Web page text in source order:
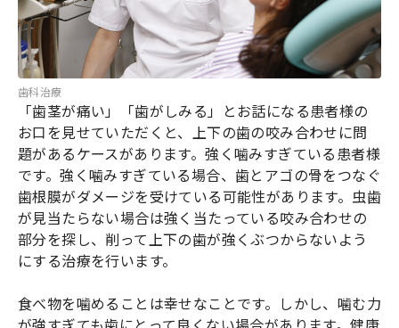
歯科治療
「歯茎が痛い」「歯がしみる」とお話になる患者様の
お口を見せていただくと、上下の歯の咬み合わせに問
題があるケースがあります。強く噛みすぎている患者様
です。強く噛みすぎている場合、歯とアゴの骨をつなぐ
歯根膜がダメージを受けている可能性があります。虫歯
が見当たらない場合は強く当たっている咬み合わせの
部分を探し、削って上下の歯が強くぶつからないよう
にする治療を行います。
食べ物を噛めることは幸せなことです。しかし、噛む力